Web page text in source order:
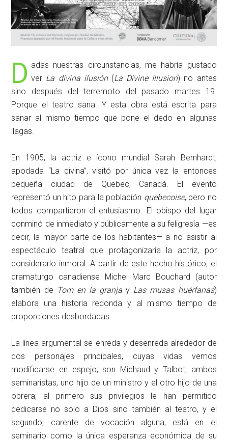
D adas nuestras circunstancias, me habría gustado
ver La divina ilusión(La Divine Illusion) no antes
sino después del terremoto del pasado martes 19.
Porque el teatro sana. Y esta obra está escrita para
sanar al mismo tiempo que pone el dedo en algunas
llagas.
En 1905, la actriz e ícono mundial Sarah Bernhardt,
apodada “La divina”, visitó por única vez la entonces
pequeña ciudad de Quebec, Canadá. El evento
representó un hito para la población quebecoise, pero no
todos compartieron el entusiasmo. El obispo del lugar
conminó de inmediato y públicamente a su feligresía —es
decir, la mayor parte de los habitantes— a no asistir al
espectáculo teatral que protagonizaría la actriz, por
considerarlo inmoral. A partir de este hecho histórico, el
dramaturgo canadiense Michel Marc Bouchard (autor
también de Tom en la granja y Las musas huérfanas)
elabora una historia redonda y al mismo tiempo de
proporciones desbordadas.
La línea argumental se enreda y desenreda alrededor de
dos personajes principales, cuyas vidas vemos
modificarse en espejo; son Michaud y Talbot, ambos
seminaristas, uno hijo de un ministro y el otro hijo de una
obrera; al primero sus privilegios le han permitido
dedicarse no solo a Dios sino también al teatro, y el
segundo, carente de vocación alguna, está en el
seminario como la única esperanza económica de su